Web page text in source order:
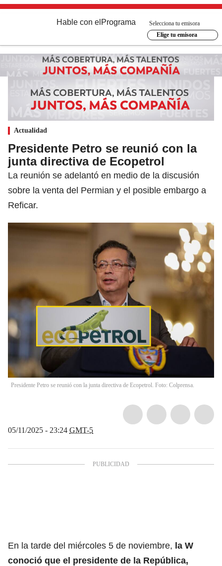
Hable con el Programa
Selecciona tu emisora
Elige tu emisora
Actualidad
Presidente Petro se reunió con la
junta directiva de Ecopetrol
La reunión se adelantó en medio de la discusión
sobre la venta del Permian y el posible embargo a
Reficar.
Presidente Petro se reunió con la junta directiva de Ecopetrol. Foto: Colprensa.
05/11/2025 - 23:24 GMT-5
En la tarde del miércoles 5 de noviembre, la W
conoció que el presidente de la República,